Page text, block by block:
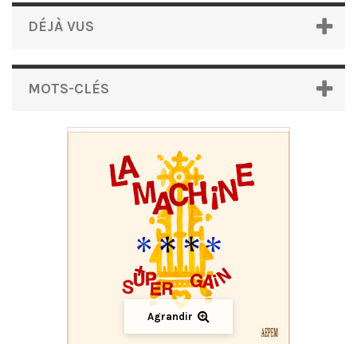
DÉJÀ VUS
MOTS-CLÉS
Agrandir